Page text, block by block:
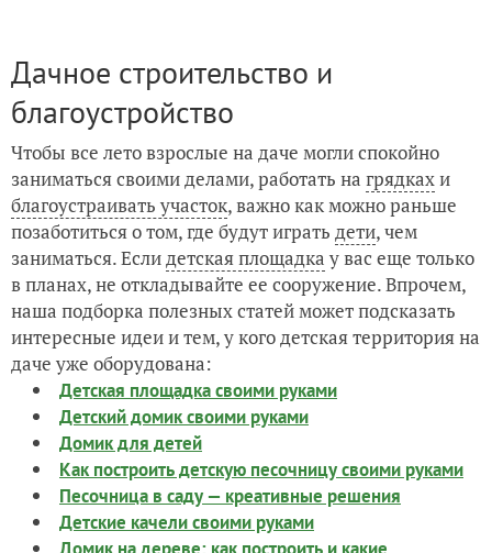
Дачное строительство и
благоустройство
Чтобы все лето взрослые на даче могли спокойно
заниматься своими делами, работать на грядкахи
благоустраивать участок, важно как можно раньше
позаботиться о том, где будут играть дети, чем
заниматься. Еслидетская площадка у вас еще только
в планах, не откладывайте ее сооружение. Впрочем,
наша подборка полезных статей может подсказать
интересные идеи и тем, у кого детская территория на
даче уже оборудована:
Детская площадка своими руками
Детский домик своими руками
Домик для детей
Как построить детскую песочницу своими руками
Песочница в саду — креативные решения
Детские качели своими руками